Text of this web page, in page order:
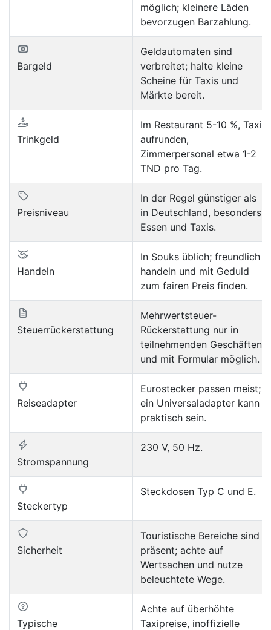
möglich; kleinere Läden
bevorzugen Barzahlung.
Bargeld
Geldautomaten sind
verbreitet; halte kleine
Scheine für Taxis und
Märkte bereit.
Trinkgeld
Im Restaurant 5-10 %, Taxi
aufrunden,
Zimmerpersonal etwa 1-2
TND pro Tag.
Preisniveau
In der Regel günstiger als
in Deutschland, besonders
Essen und Taxis.
Handeln
In Souks üblich; freundlich
handeln und mit Geduld
zum fairen Preis finden.
Steuerrückerstattung
Mehrwertsteuer-
Rückerstattung nur in
teilnehmenden Geschäften
und mit Formular möglich.
Reiseadapter
Eurostecker passen meist;
ein Universaladapter kann
praktisch sein.
Stromspannung
230 V, 50 Hz.
Steckertyp
Steckdosen Typ C und E.
Sicherheit
Touristische Bereiche sind
präsent; achte auf
Wertsachen und nutze
beleuchtete Wege.
Typische
Achte auf überhöhte
Taxipreise, inoffizielle